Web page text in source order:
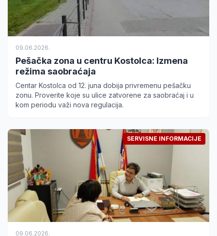
09.06.2026.
Pešačka zona u centru Kostolca: Izmena
režima saobraćaja
Centar Kostolca od 12. juna dobija privremenu pešačku
zonu. Proverite koje su ulice zatvorene za saobraćaj i u
kom periodu važi nova regulacija.
SERVISNE INFORMACIJE
09.06.2026.